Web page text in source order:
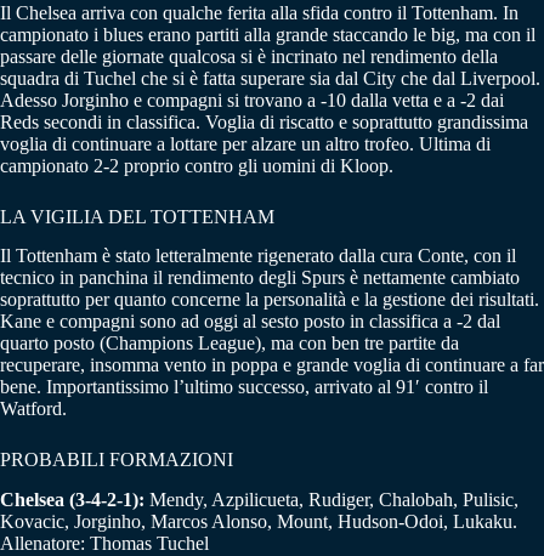
Il Chelsea arriva con qualche ferita alla sfida contro il Tottenham. In
campionato i blues erano partiti alla grande staccando le big, ma con il
passare delle giornate qualcosa si è incrinato nel rendimento della
squadra di Tuchel che si è fatta superare sia dal City che dal Liverpool.
Adesso Jorginho e compagni si trovano a -10 dalla vetta e a -2 dai
Reds secondi in classifica. Voglia di riscatto e soprattutto grandissima
voglia di continuare a lottare per alzare un altro trofeo. Ultima di
campionato 2-2 proprio contro gli uomini di Kloop.
LA VIGILIA DEL TOTTENHAM
Il Tottenham è stato letteralmente rigenerato dalla cura Conte, con il
tecnico in panchina il rendimento degli Spurs è nettamente cambiato
soprattutto per quanto concerne la personalità e la gestione dei risultati.
Kane e compagni sono ad oggi al sesto posto in classifica a -2 dal
quarto posto (Champions League), ma con ben tre partite da
recuperare, insomma vento in poppa e grande voglia di continuare a far
bene. Importantissimo l’ultimo successo, arrivato al 91′ contro il
Watford.
PROBABILI FORMAZIONI
Chelsea (3-4-2-1): Mendy, Azpilicueta, Rudiger, Chalobah, Pulisic,
Kovacic, Jorginho, Marcos Alonso, Mount, Hudson-Odoi, Lukaku.
Allenatore: Thomas Tuchel